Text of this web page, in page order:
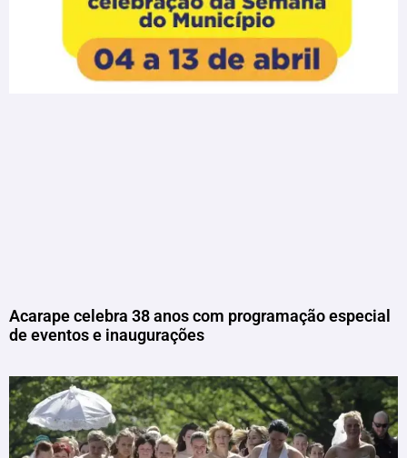
Acarape celebra 38 anos com programação especial
de eventos e inaugurações